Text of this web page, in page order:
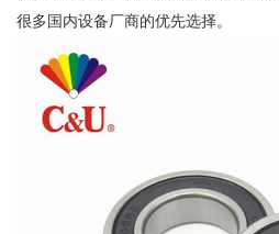
很多国内设备厂商的优先选择。